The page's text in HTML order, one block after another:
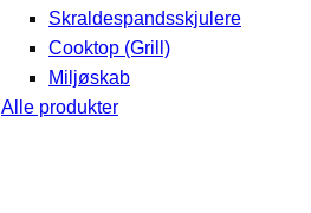
Skraldespandsskjulere
Cooktop (Grill)
Miljøskab
Alle produkter